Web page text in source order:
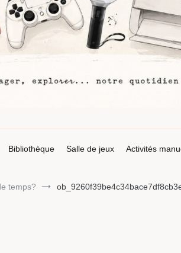
Bibliothèque Salle de jeux Activités
temps?